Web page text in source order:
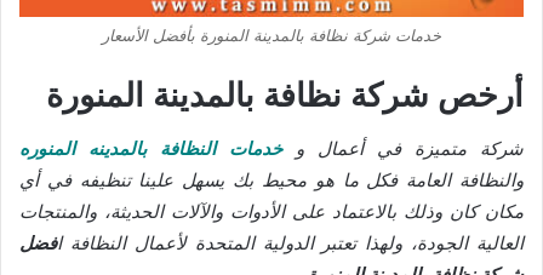
خدمات شركة نظافة بالمدينة المنورة بأفضل الأسعار
أرخص شركة نظافة بالمدينة المنورة
شركة متميزة في أعمال وخدمات النظافة بالمدينه المنوره
والنظافة العامة فكل ما هو محيط بك يسهل علينا تنظيفه في أي
مكان كان وذلك بالاعتماد على الأدوات والآلات الحديثة، والمنتجات
العالية الجودة، ولهذا تعتبر الدولية المتحدة لأعمال النظافة افضل